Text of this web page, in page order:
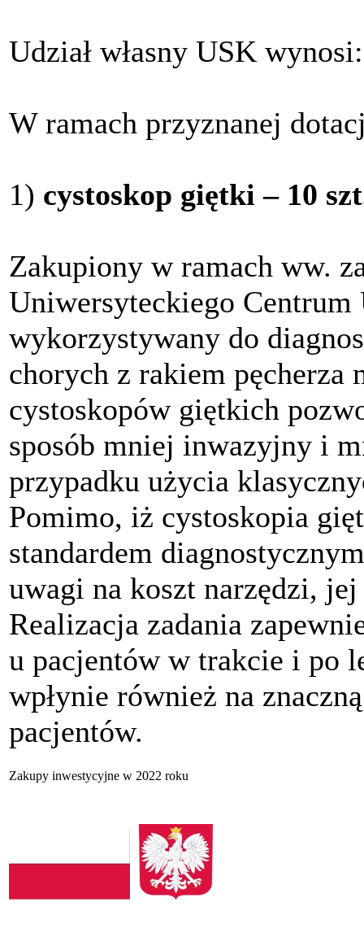
Udział własny USK
W ramach przyznanej
1) cystoskop giętki – 10
Zakupiony w ramach ww.
Uniwersyteckiego
wykorzystywany do
chorych z rakiem pęcherza
cystoskopów giętkich
sposób mniej inwazyjny i
przypadku użycia
Pomimo, iż cystoskopia
standardem
uwagi na koszt narzędzi,
Realizacja zadania
u pacjentów w trakcie i po
wpłynie również na
pacjentów.
Zakupy inwestycyjne w 2022 roku